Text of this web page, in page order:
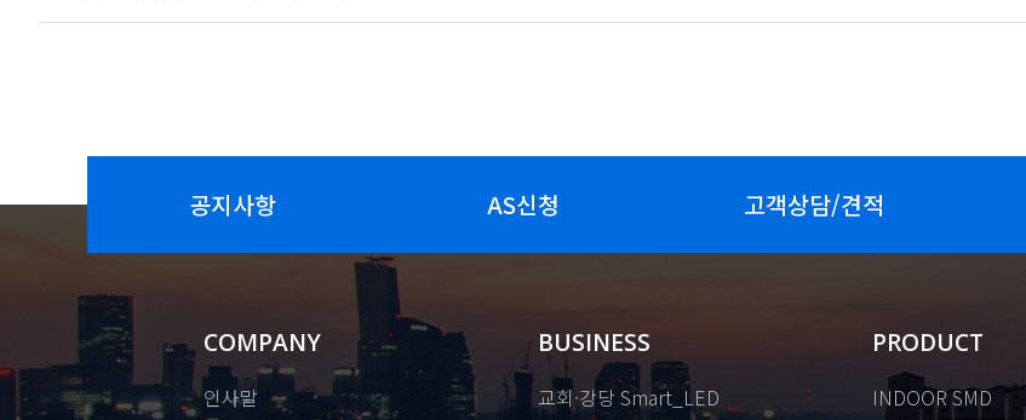
공지사항 AS신청 고객상담/견적
COMPANY
인사말
BUSINESS
교회·강당 Smart_LED
PRODUCT
INDOOR SMD